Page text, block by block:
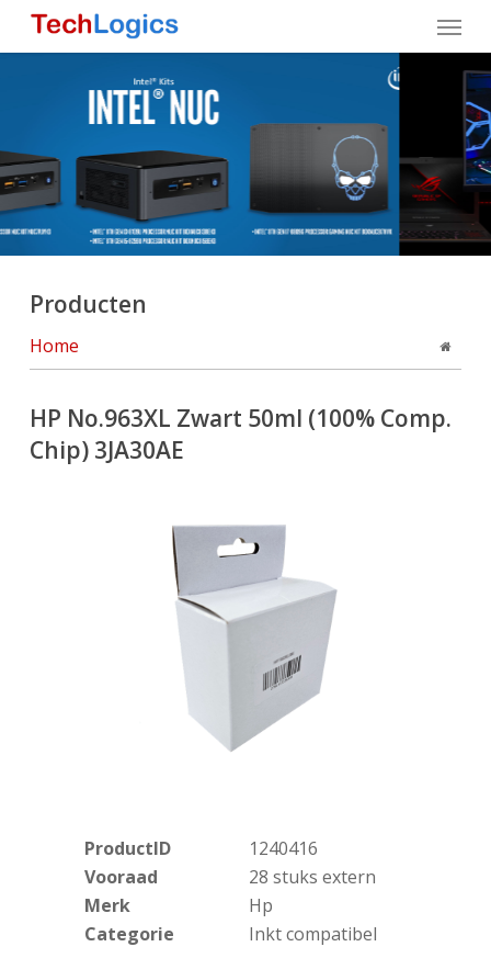
Skip
Menu
Producten
Home
HP No.963XL Zwart 50ml (100% Comp.
Chip) 3JA30AE
ProductID
1240416
Vooraad
28 stuks extern
Merk
Hp
Categorie
Inkt compatibel